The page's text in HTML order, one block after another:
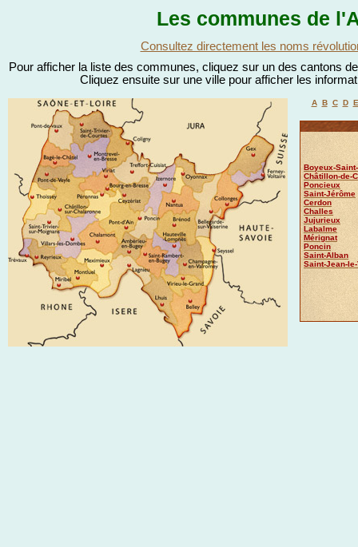
Les communes de
Consultez directement les noms
Pour afficher la liste des communes, cliquez sur un des cantons
Cliquez ensuite sur une ville pour afficher les
A B C D E
Boyeux-
Châtillon-de-
Poncieux
Saint-Jérôme
Cerdon
Challes
Jujurieux
Labalme
Mérignat
Poncin
Saint-Alban
Saint-Jean-